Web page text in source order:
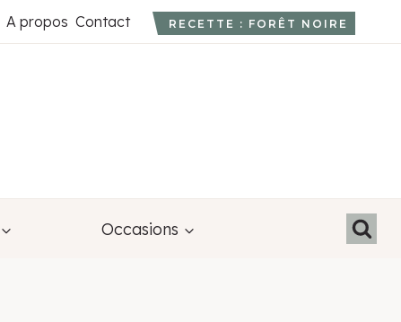
A propos Contact RECETTE : FORÊT NOIRE
Occasions